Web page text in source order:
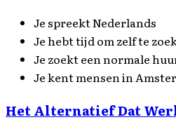
Je spreekt Nederlands
Je hebt tijd om zelf te
Je zoekt een normale
Je kent mensen in
Het Alternatief Dat